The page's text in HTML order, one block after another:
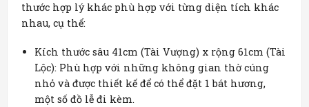
thước hợp lý khác phù hợp với từng diện tích khác
nhau, cụ thể:
Kích thước sâu 41cm (Tài Vượng) x rộng 61cm (Tài
Lộc): Phù hợp với những không gian thờ cúng
nhỏ và được thiết kế để có thể đặt 1 bát hương,
một số đồ lễ đi kèm.